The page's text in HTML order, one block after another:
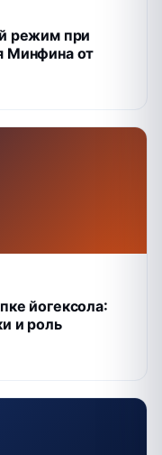
режим при
Минфина от
йогексола:
и роль